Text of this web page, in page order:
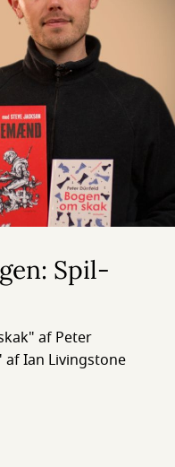
Spil-
af Peter
Ian Livingstone